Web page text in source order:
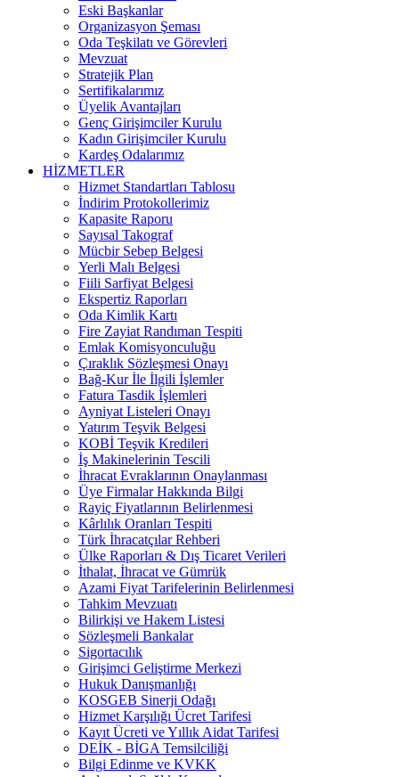
Eski Başkanlar
Organizasyon Şeması
Oda Teşkilatı ve Görevleri
Mevzuat
Stratejik Plan
Sertifikalarımız
Üyelik Avantajları
Genç Girişimciler Kurulu
Kadın Girişimciler Kurulu
Kardeş Odalarımız
HİZMETLER
Hizmet Standartları Tablosu
İndirim Protokollerimiz
Kapasite Raporu
Sayısal Takograf
Mücbir Sebep Belgesi
Yerli Malı Belgesi
Fiili Sarfiyat Belgesi
Ekspertiz Raporları
Oda Kimlik Kartı
Fire Zayiat Randıman Tespiti
Emlak Komisyonculuğu
Çıraklık Sözleşmesi Onayı
Bağ-Kur İle İlgili İşlemler
Fatura Tasdik İşlemleri
Ayniyat Listeleri Onayı
Yatırım Teşvik Belgesi
KOBİ Teşvik Kredileri
İş Makinelerinin Tescili
İhracat Evraklarının Onaylanması
Üye Firmalar Hakkında Bilgi
Rayiç Fiyatlarının Belirlenmesi
Kârlılık Oranları Tespiti
Türk İhracatçılar Rehberi
Ülke Raporları & Dış Ticaret Verileri
İthalat, İhracat ve Gümrük
Azami Fiyat Tarifelerinin Belirlenmesi
Tahkim Mevzuatı
Bilirkişi ve Hakem Listesi
Sözleşmeli Bankalar
Sigortacılık
Girişimci Geliştirme Merkezi
Hukuk Danışmanlığı
KOSGEB Sinerji Odağı
Hizmet Karşılığı Ücret Tarifesi
Kayıt Ücreti ve Yıllık Aidat Tarifesi
DEİK - BİGA Temsilciliği
Bilgi Edinme ve KVKK